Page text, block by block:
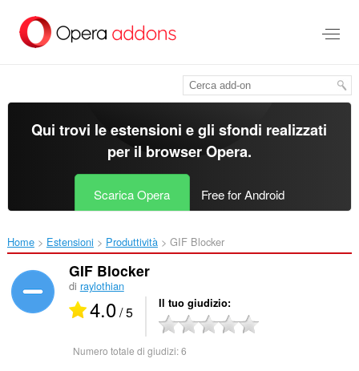
contenuto
Qui trovi le estensioni e gli sfondi realizzati
per il browser Opera.
Scarica Opera Free for Android
Home Estensioni Produttività GIF Blocker‎
GIF Blocker
di raylothian
4.0/ 5 Il tuo giudizio
Numero totale di giudizi:6